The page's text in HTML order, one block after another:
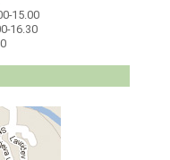
15.00
16.30